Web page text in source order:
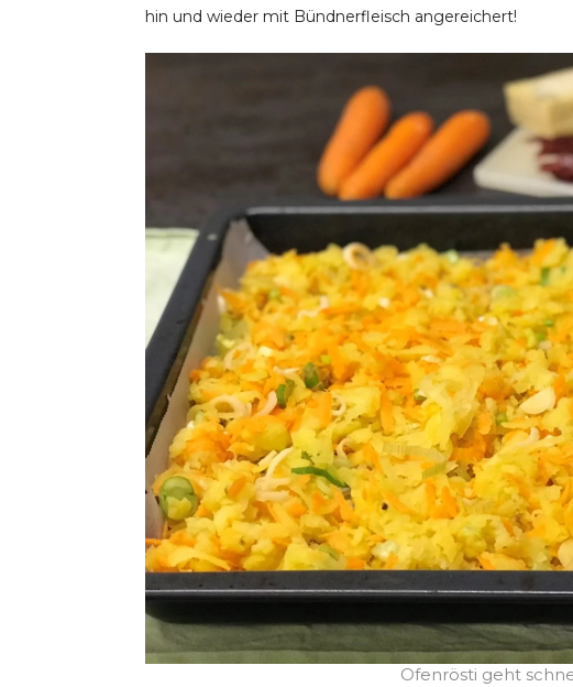
hin und wieder mit Bündnerfleisch angereichert!
Ofenrösti geht